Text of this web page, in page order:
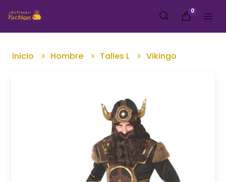
0
Inicio Hombre Talles L Vikingo